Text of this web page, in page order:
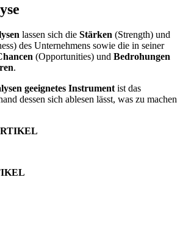
lassen sich die Stärken (Strength) und
des Unternehmens sowie die in seiner
(Opportunities) und Bedrohungen
.
geeignetes Instrumentist das
dessen sich ablesen lässt, was zu machen